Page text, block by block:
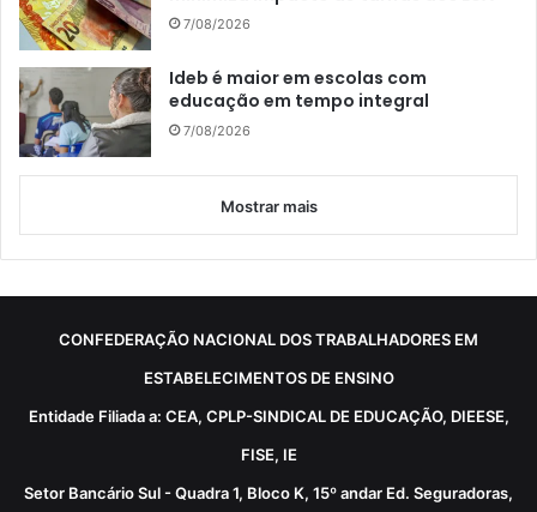
7/08/2026
Ideb é maior em escolas com
educação em tempo integral
7/08/2026
Mostrar mais
CONFEDERAÇÃO NACIONAL DOS TRABALHADORES EM
ESTABELECIMENTOS DE ENSINO
Entidade Filiada a: CEA, CPLP-SINDICAL DE EDUCAÇÃO, DIEESE,
FISE, IE
Setor Bancário Sul - Quadra 1, Bloco K, 15º andar Ed. Seguradoras,